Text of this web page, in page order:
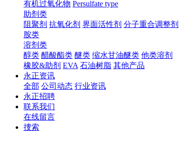
有机过氧化物 Persulfate type
助剂类
阻聚剂 抗氧化剂 界面活性剂 分子重合调整剂
胺类
溶剂类
醇类 醋酸酯类 醚类 缩水甘油醚类 他类溶剂
橡胶&助剂 EVA 石油树脂 其他产品
永正资讯
全部 公司动态 行业资讯
永正招聘
联系我们
在线留言
捜索